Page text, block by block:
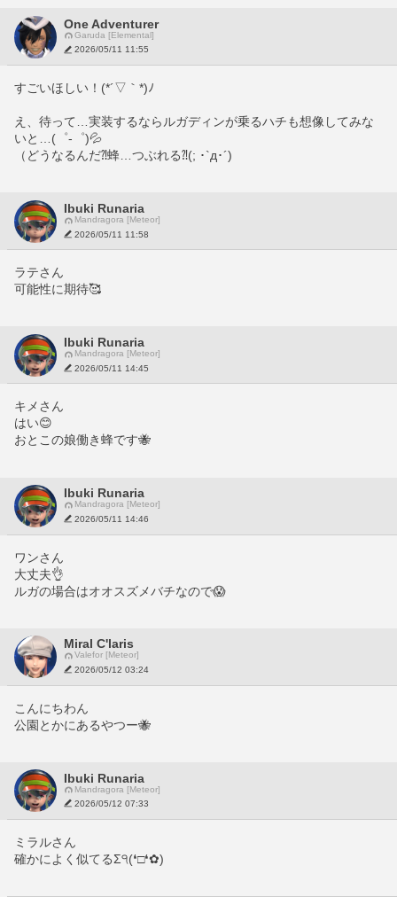
One Adventurer
Garuda [Elemental]
2026/05/11 11:55
すごいほしい！(*´▽｀*)ﾉ
え、待って…実装するならルガディンが乗るハチも想像してみな
いと…(゜-゜)💦
（どうなるんだ⁈蜂…つぶれる⁈(; ･`д･´)
Ibuki Runaria
Mandragora [Meteor]
2026/05/11 11:58
ラテさん
可能性に期待🥰
Ibuki Runaria
Mandragora [Meteor]
2026/05/11 14:45
キメさん
はい😊
おとこの娘働き蜂です🐝
Ibuki Runaria
Mandragora [Meteor]
2026/05/11 14:46
ワンさん
大丈夫👌
ルガの場合はオオスズメバチなので😱
Miral C'laris
Valefor [Meteor]
2026/05/12 03:24
こんにちわん
公園とかにあるやつー🐝
Ibuki Runaria
Mandragora [Meteor]
2026/05/12 07:33
ミラルさん
確かによく似てるΣ੧(❛□❛✿)